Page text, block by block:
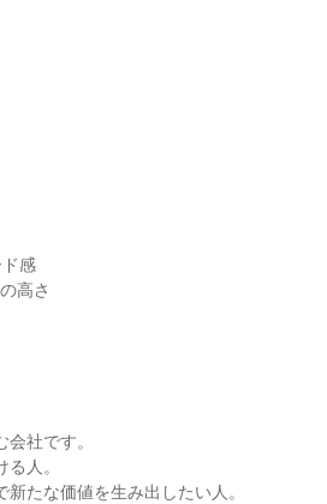
感
高さ
社です。
人。
たな価値を生み出したい人。